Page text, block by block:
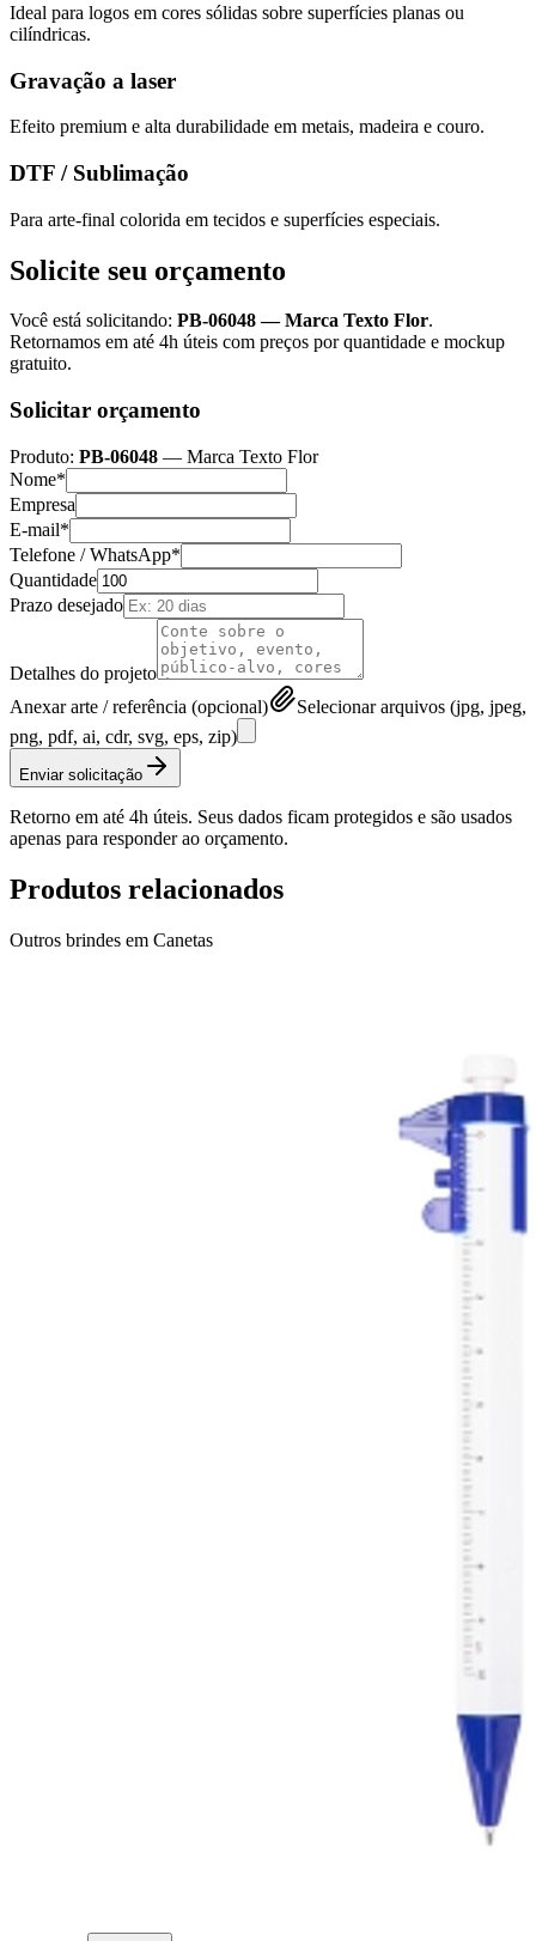
Ideal para logos em cores sólidas sobre superfícies planas ou
cilíndricas.
Gravação a laser
Efeito premium e alta durabilidade em metais, madeira e couro.
DTF / Sublimação
Para arte-final colorida em tecidos e superfícies especiais.
Solicite seu orçamento
Você está solicitando: PB-06048—Marca Texto Flor.
Retornamos em até 4h úteis com preços por quantidade e mockup
gratuito.
Solicitar orçamento
Produto: PB-06048 — Marca Texto Flor
Nome*
Empresa
E-mail*
Telefone / WhatsApp*
Quantidade
Prazo desejado
Detalhes do projeto
Anexar arte / referência (opcional)
Selecionar arquivos (jpg, jpeg,
png, pdf, ai, cdr, svg, eps, zip)
Enviar solicitação
Retorno em até 4h úteis. Seus dados ficam protegidos e são usados
apenas para responder ao orçamento.
Produtos relacionados
Outros brindes em Canetas